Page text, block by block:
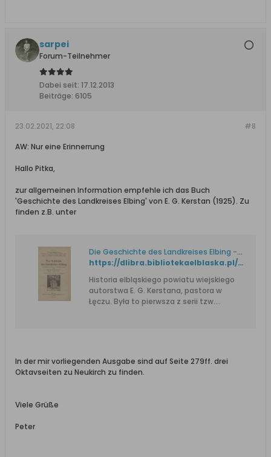
sarpei
Forum-Teilnehmer
Dabei seit: 17.12.2013
Beiträge: 6105
#8
23.02.2021, 22:08
AW: Nur eine Erinnerrung
Hallo Pitka,
zur allgemeinen Information empfehle ich das Buch
'Geschichte des Landkreises Elbing' von E. G. Kerstan (1925). Zu
finden z.B. unter
Die Geschichte des Landkreises Elbing - Elbląska Biblioteka Cyfrowa
https://dlibra.bibliotekaelblaska.pl/dlibra/docmetadata?id=9063&from=&dirids=1&ver_id=268989&lp=1&QI=!76971036AAB94E57A7C9AC14945B2D62-10
Historia elbląskiego powiatu wiejskiego
autorstwa E. G. Kerstana, pastora w
Łęczu. Była to pierwsza z serii tzw.
Hohenhaff, któremu Kerstan
zadedykował pracę. Pierwszy rozdział
In der mir vorliegenden Ausgabe sind auf Seite 279ff. drei
Oktavseiten zu Neukirch zu finden.
Viele Grüße
Peter